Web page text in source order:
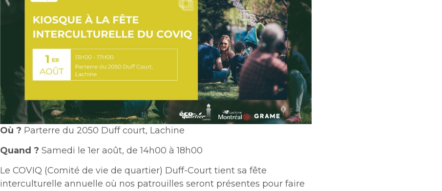
Où ? Parterre du 2050 Duff court, Lachine
Quand ? Samedi le 1er août, de 14h00 à 18h00
Le COVIQ (Comité de vie de quartier) Duff-Court tient sa fête
interculturelle annuelle où nos patrouilles seront présentes pour faire